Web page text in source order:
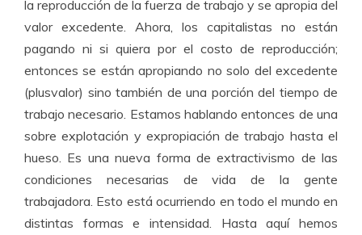
la reproducción de la fuerza de trabajo y se apropia del
valor excedente. Ahora, los capitalistas no están
pagando ni si quiera por el costo de reproducción;
entonces se están apropiando no solo del excedente
(plusvalor) sino también de una porción del tiempo de
trabajo necesario. Estamos hablando entonces de una
sobre explotación y expropiación de trabajo hasta el
hueso. Es una nueva forma de extractivismo de las
condiciones necesarias de vida de la gente
trabajadora. Esto está ocurriendo en todo el mundo en
distintas formas e intensidad. Hasta aquí hemos